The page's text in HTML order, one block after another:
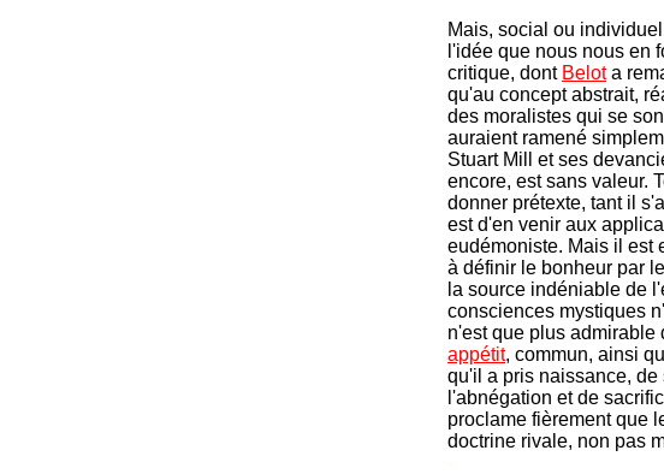
Mais, social ou
l'idée que nous nous en
critique, dont Belota
qu'au concept abstrait,
des moralistes qui se
auraient ramené
Stuart Mill et ses
encore, est sans valeur.
donner prétexte, tant il
est d'en venir aux
eudémoniste. Mais il est
à définir le bonheur par
la source indéniable de
consciences mystiques
n'est que plus admirable
appétit, commun, ainsi
qu'il a pris naissance,
l'abnégation et de
proclame fièrement que
doctrine rivale, non pas
-